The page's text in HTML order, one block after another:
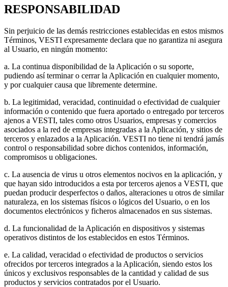
RESPONSABILIDAD
Sin perjuicio de las demás restricciones establecidas en estos mismos
Términos, VESTI expresamente declara que no garantiza ni asegura
al Usuario, en ningún momento:
a. La continua disponibilidad de la Aplicación o su soporte,
pudiendo así terminar o cerrar la Aplicación en cualquier momento,
y por cualquier causa que libremente determine.
b. La legitimidad, veracidad, continuidad o efectividad de cualquier
información o contenido que fuera aportado o entregado por terceros
ajenos a VESTI, tales como otros Usuarios, empresas y comercios
asociados a la red de empresas integradas a la Aplicación, y sitios de
terceros y enlazados a la Aplicación. VESTI no tiene ni tendrá jamás
control o responsabilidad sobre dichos contenidos, información,
compromisos u obligaciones.
c. La ausencia de virus u otros elementos nocivos en la aplicación, y
que hayan sido introducidos a esta por terceros ajenos a VESTI, que
puedan producir desperfectos o daños, alteraciones u otros de similar
naturaleza, en los sistemas físicos o lógicos del Usuario, o en los
documentos electrónicos y ficheros almacenados en sus sistemas.
d. La funcionalidad de la Aplicación en dispositivos y sistemas
operativos distintos de los establecidos en estos Términos.
e. La calidad, veracidad o efectividad de productos o servicios
ofrecidos por terceros integrados a la Aplicación, siendo estos los
únicos y exclusivos responsables de la cantidad y calidad de sus
productos y servicios contratados por el Usuario.